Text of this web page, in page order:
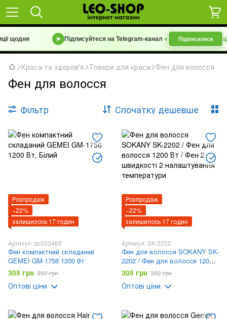
щодня ➤ Підписуйтеся на Telegram-канал«Барахолка 7 км |
Підписатися
Краса та здоровʼя Товари для краси Фен для волосся
Фен для волосся
Фільтр Спочатку дешевше
Розпродаж
−22%
залишилось 17 годин
Артикул: sp333469
Фен компактний складаний
GEMEI GM-1756 1200 Вт
305 грн 392 грн
Оптові ціни
Розпродаж
−22%
залишилось 17 годин
Артикул: SK-2202
Фен для волосся SOKANY SK-
2202 / Фен для волосся 1200
Вт / Фен 2 швидкості 2
налаштування температури
305 грн 392 грн
Оптові ціни